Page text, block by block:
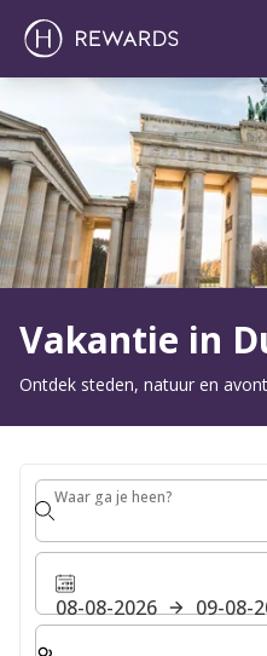
Dia 1 van 1
Vakantie in
Ontdek steden, natuur en
Waar ga je heen?
Waar ga je heen?
08-08-2026
09-08-
Selecteer het aantal